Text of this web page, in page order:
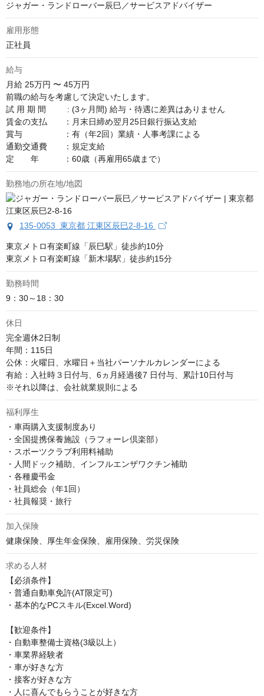
ジャガー・ランドローバー辰巳／サービスアドバイザー
雇用形態
正社員
給与
月給 25万円 〜 45万円
前職の給与を考慮して決定いたします。
試 用 期 間　 　 : (3ヶ月間) 給与・待遇に差異はありません
賃金の支払　　：月末日締め翌月25日銀行振込支給
賞与　　　　　：有（年2回）業績・人事考課による
通勤交通費　　：規定支給
定　　年　　　：60歳（再雇用65歳まで）
勤務地の所在地/地図
135-0053 東京都 江東区辰巳2-8-16
東京メトロ有楽町線「辰巳駅」徒歩約10分
東京メトロ有楽町線「新木場駅」徒歩約15分
勤務時間
9：30～18：30
休日
完全週休2日制
年間：115日
公休：火曜日、水曜日＋当社パーソナルカレンダーによる
有給：入社時３日付与、6ヵ月経過後7 日付与、累計10日付与
※それ以降は、会社就業規則による
福利厚生
・車両購入支援制度あり
・全国提携保養施設（ラフォーレ倶楽部）
・スポーツクラブ利用料補助
・人間ドック補助、インフルエンザワクチン補助
・各種慶弔金
・社員総会（年1回）
・社員報奨・旅行
加入保険
健康保険、厚生年金保険、雇用保険、労災保険
求める人材
【必須条件】
・普通自動車免許(AT限定可)
・基本的なPCスキル(Excel.Word)
【歓迎条件】
・自動車整備士資格(3級以上）
・車業界経験者
・車が好きな方
・接客が好きな方
・人に喜んでもらうことが好きな方